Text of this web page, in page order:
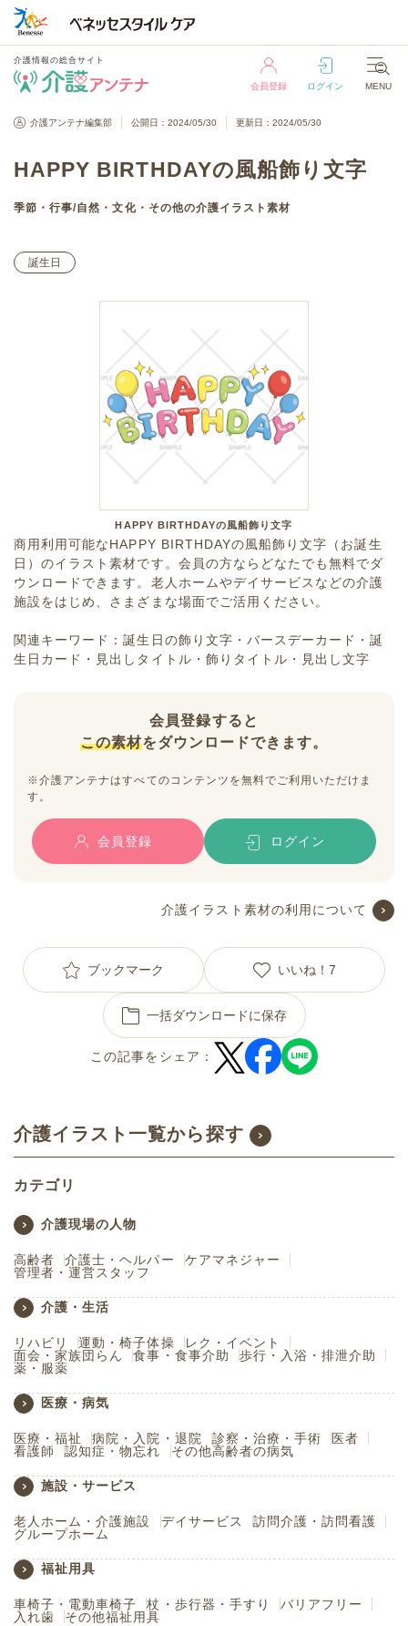
介護情報の総合サイト
会員登録 ログイン MENU
介護情報の総合サイト
介護アンテナ編集部 公開日：2024/05/30 更新日：2024/05/30
HAPPY BIRTHDAYの風船飾り文字
季節・行事/自然・文化・その他の介護イラスト素材
誕生日
HAPPY BIRTHDAYの風船飾り文字
商用利用可能なHAPPY BIRTHDAYの風船飾り文字（お誕生
日）のイラスト素材です。会員の方ならどなたでも無料でダ
ウンロードできます。老人ホームやデイサービスなどの介護
施設をはじめ、さまざまな場面でご活用ください。
関連キーワード：誕生日の飾り文字・バースデーカード・誕
生日カード・見出しタイトル・飾りタイトル・見出し文字
会員登録すると
この素材をダウンロードできます。
※介護アンテナはすべてのコンテンツを無料でご利用いただけま
す。
会員登録 ログイン
介護イラスト素材の利用について
ブックマーク いいね！ 7
一括ダウンロードに保存
この記事をシェア：
介護イラスト一覧から探す
カテゴリ
介護現場の人物
高齢者 介護士・ヘルパー
ケアマネジャー
管理者・運営スタッフ
介護・生活
リハビリ 運動・椅子体操
レク・イベント
面会・家族団らん
食事・食事介助
歩行・入浴・排泄介助
薬・服薬
医療・病気
医療・福祉 病院・入院・退院 診察・治療・手術
医者
看護師
認知症・物忘れ その他高齢者の病気
施設・サービス
老人ホーム・介護施設 デイサービス
訪問介護・訪問看護
グループホーム
福祉用具
車椅子・電動車椅子 杖・歩行器・手すり
バリアフリー
入れ歯
その他福祉用具